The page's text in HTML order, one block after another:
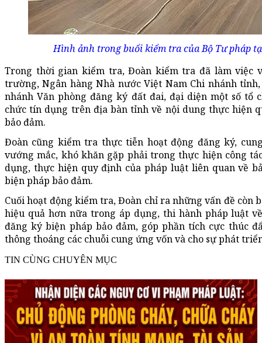
Hình ảnh trong buổi kiểm tra của Bộ Tư pháp
Trong thời gian kiểm tra, Đoàn kiểm tra đã làm việc
trường, Ngân hàng Nhà nước Việt Nam Chi nhánh
nhánh Văn phòng đăng ký đất đai, đại diện một số tổ
chức tín dụng trên địa bàn tỉnh về nội dung thực hiện
bảo đảm.
Đoàn cũng kiểm tra thực tiễn hoạt động đăng ký,
vướng mắc, khó khăn gặp phải trong thực hiện công
dụng, thực hiện quy định của pháp luật liên quan về
biện pháp bảo đảm.
Cuối hoạt động kiểm tra, Đoàn chỉ ra những vấn đề còn
hiệu quả hơn nữa trong áp dụng, thi hành pháp luật
đăng ký biện pháp bảo đảm, góp phần tích cực thúc
thông thoáng các chuỗi cung ứng vốn và cho sự phát
TIN CÙNG CHUYÊN MỤC